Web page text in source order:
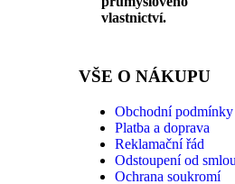
vlastnictví.
VŠE O NÁKUPU
Obchodní podmínky
Platba a doprava
Reklamační řád
Odstoupení od
Ochrana soukromí